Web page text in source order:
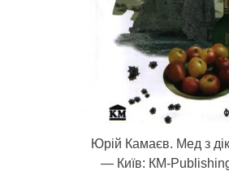
Юрій Камаєв. Мед з
— Київ: КМ-